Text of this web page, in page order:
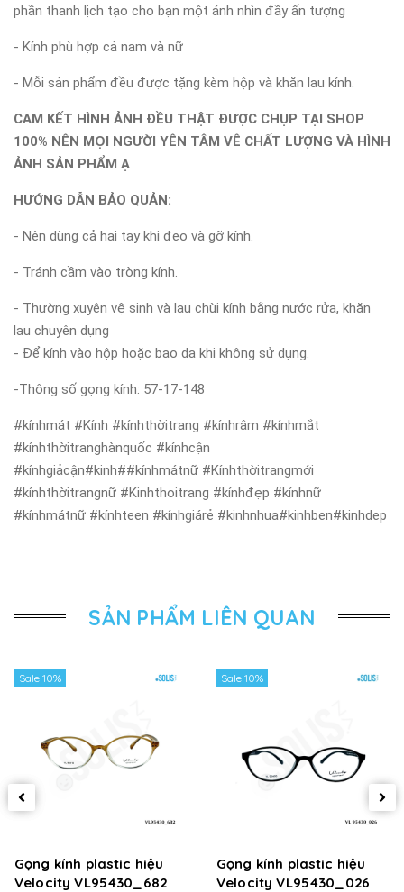
phần thanh lịch tạo cho bạn một ánh nhìn đầy ấn tượng
- Kính phù hợp cả nam và nữ
- Mỗi sản phẩm đều được tặng kèm hộp và khăn lau kính.
CAM KẾT HÌNH ẢNH ĐỀU THẬT ĐƯỢC CHỤP TẠI SHOP
100% NÊN MỌI NGƯỜI YÊN TÂM VÊ CHẤT LƯỢNG VÀ HÌNH
ẢNH SẢN PHẨM Ạ
HƯỚNG DẪN BẢO QUẢN:
- Nên dùng cả hai tay khi đeo và gỡ kính.
- Tránh cầm vào tròng kính.
- Thường xuyên vệ sinh và lau chùi kính bằng nước rửa, khăn
lau chuyên dụng
- Để kính vào hộp hoặc bao da khi không sử dụng.
-Thông số gọng kính: 57-17-148
#kínhmát #Kính #kínhthờitrang #kínhrâm #kínhmắt
#kínhthờitranghànquốc #kínhcận
#kínhgiảcận#kinh##kínhmátnữ #Kínhthờitrangmới
#kínhthờitrangnữ #Kinhthoitrang #kínhđẹp #kínhnữ
#kínhmátnữ #kínhteen #kínhgiárẻ #kinhnhua#kinhben#kinhdep
SẢN PHẨM LIÊN QUAN
Sale 10%
Gọng kính plastic hiệu
Velocity VL95430_682
Sale 10%
Gọng kính plastic hiệu
Velocity VL95430_026